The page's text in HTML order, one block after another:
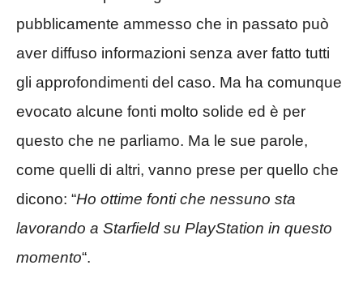
pubblicamente ammesso che in passato può
aver diffuso informazioni senza aver fatto tutti
gli approfondimenti del caso. Ma ha comunque
evocato alcune fonti molto solide ed è per
questo che ne parliamo. Ma le sue parole,
come quelli di altri, vanno prese per quello che
dicono: “Ho ottime fonti che nessuno sta
lavorando a Starfield su PlayStation in questo
momento“.